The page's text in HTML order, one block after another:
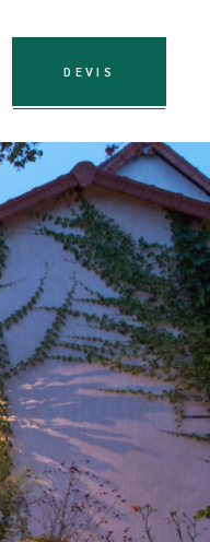
DEVIS